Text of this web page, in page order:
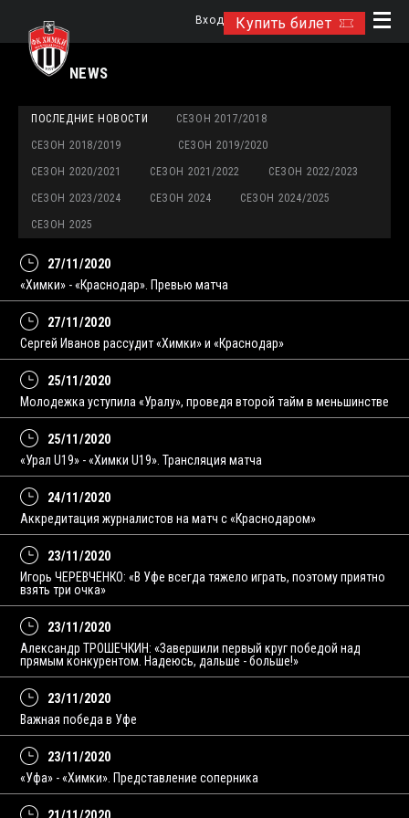
Купить билет
Вход
NEWS
ПОСЛЕДНИЕ НОВОСТИ СЕЗОН 2017/2018
СЕЗОН 2018/2019 СЕЗОН 2019/2020
СЕЗОН 2020/2021 СЕЗОН 2021/2022 СЕЗОН 2022/2023
СЕЗОН 2023/2024 СЕЗОН 2024 СЕЗОН 2024/2025
СЕЗОН 2025
27/11/2020
«Химки» - «Краснодар». Превью матча
27/11/2020
Сергей Иванов рассудит «Химки» и «Краснодар»
25/11/2020
Молодежка уступила «Уралу», проведя второй тайм в меньшинстве
25/11/2020
«Урал U19» - «Химки U19». Трансляция матча
24/11/2020
Аккредитация журналистов на матч с «Краснодаром»
23/11/2020
Игорь ЧЕРЕВЧЕНКО: «В Уфе всегда тяжело играть, поэтому приятно
взять три очка»
23/11/2020
Александр ТРОШЕЧКИН: «Завершили первый круг победой над
прямым конкурентом. Надеюсь, дальше - больше!»
23/11/2020
Важная победа в Уфе
23/11/2020
«Уфа» - «Химки». Представление соперника